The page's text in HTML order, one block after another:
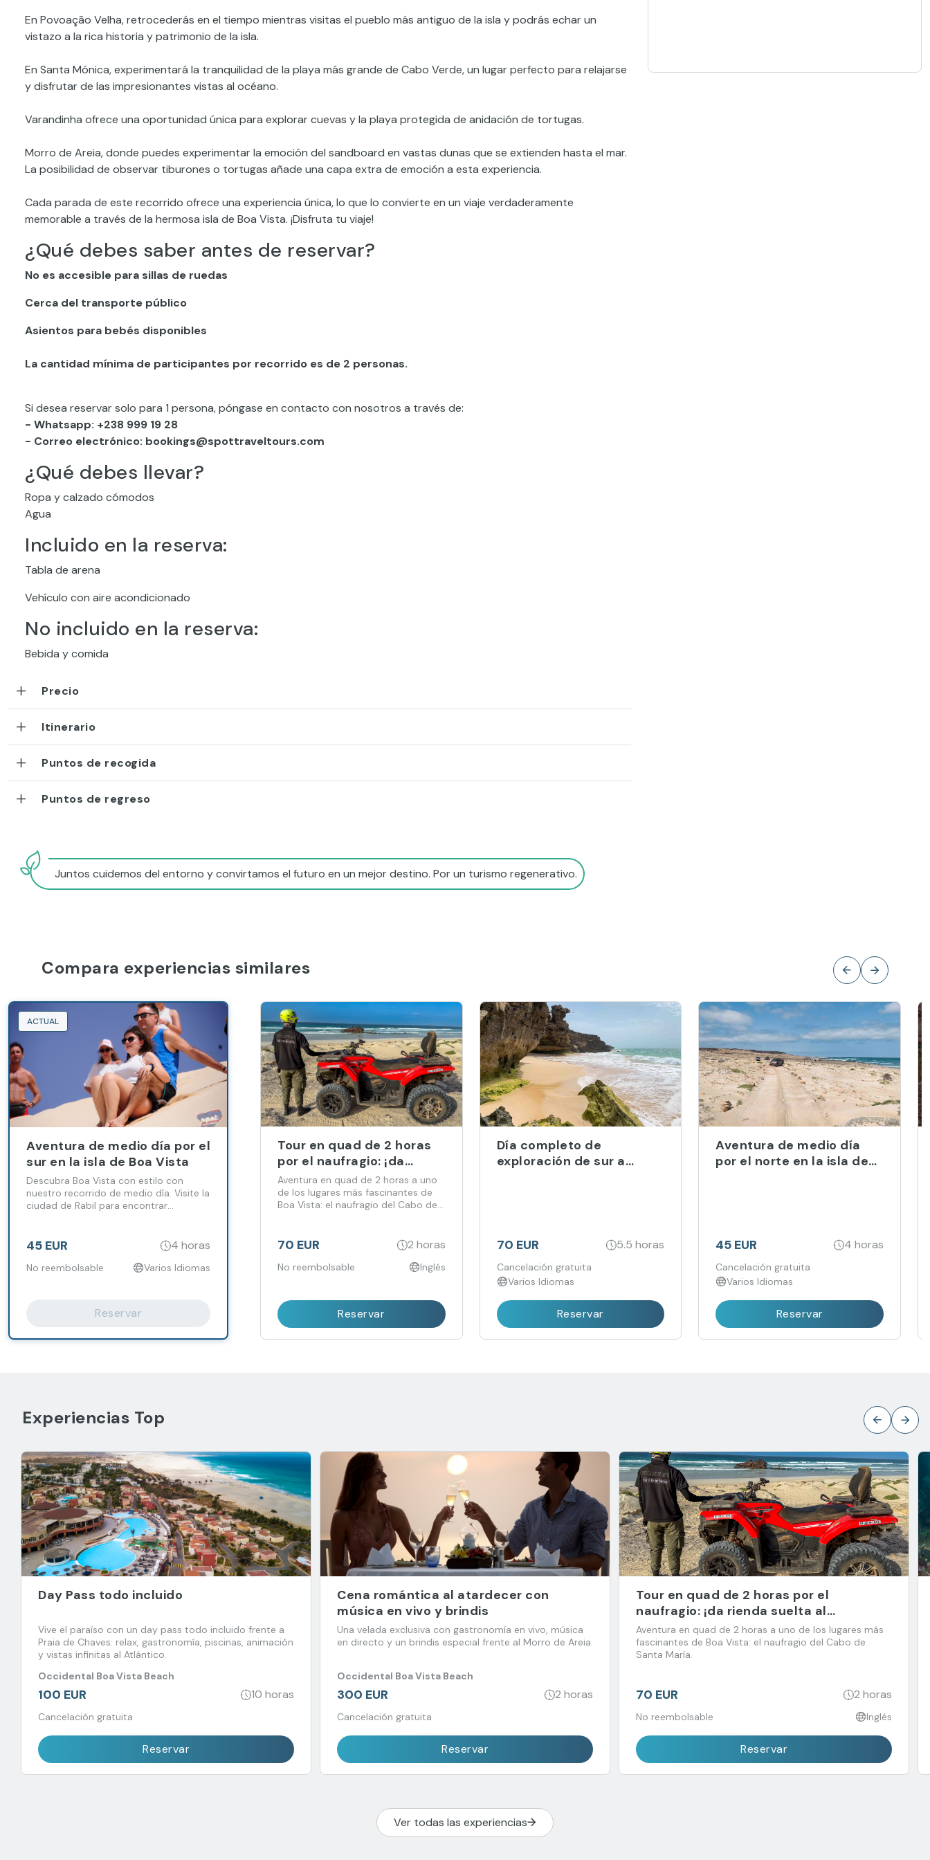
En Povoação Velha, retrocederás en el tiempo mientras visitas el pueblo más antiguo de la isla y podrás echar un
vistazo a la rica historia y patrimonio de la isla.
En Santa Mónica, experimentará la tranquilidad de la playa más grande de Cabo Verde, un lugar perfecto para relajarse
y disfrutar de las impresionantes vistas al océano.
Varandinha ofrece una oportunidad única para explorar cuevas y la playa protegida de anidación de tortugas.
Morro de Areia, donde puedes experimentar la emoción del sandboard en vastas dunas que se extienden hasta el mar.
La posibilidad de observar tiburones o tortugas añade una capa extra de emoción a esta experiencia.
Cada parada de este recorrido ofrece una experiencia única, lo que lo convierte en un viaje verdaderamente
memorable a través de la hermosa isla de Boa Vista. ¡Disfruta tu viaje!
¿Qué debes saber antes de reservar?
No es accesible para sillas de ruedas
Cerca del transporte público
Asientos para bebés disponibles
La cantidad mínima de participantes por recorrido es de 2 personas.
Si desea reservar solo para 1 persona, póngase en contacto con nosotros a través de:
- Whatsapp: +238 999 19 28
- Correo electrónico: bookings@spottraveltours.com
¿Qué debes llevar?
Ropa y calzado cómodos
Agua
Incluido en la reserva:
Tabla de arena
Vehículo con aire acondicionado
No incluido en la reserva:
Bebida y comida
Precio
Itinerario
Puntos de recogida
Puntos de regreso
Juntos cuidemos del entorno y convirtamos el futuro en un mejor destino. Por un turismo regenerativo.
Compara experiencias similares
ACTUAL
Aventura de medio día por el
sur en la isla de Boa Vista
Descubra Boa Vista con estilo con
nuestro recorrido de medio día. Visite la
ciudad de Rabil para encontrar
45 EUR 4 horas
No reembolsable Varios Idiomas
Reservar
Tour en quad de 2 horas
por el naufragio: ¡da
rienda suelta al
aventurero que llevas
dentro!
Aventura en quad de 2 horas a uno
de los lugares más fascinantes de
Boa Vista: el naufragio del Cabo de
70 EUR 2 horas
No reembolsable Inglés
Reservar
Día completo de
exploración de sur a
70 EUR 5.5 horas
Cancelación gratuita
Varios Idiomas
Reservar
Aventura de medio día
por el norte en la isla de
45 EUR 4 horas
Cancelación gratuita
Varios Idiomas
Reservar
Experiencias Top
Day Pass todo incluido
Vive el paraíso con un day pass todo incluido frente a
Praia de Chaves: relax, gastronomía, piscinas, animación
y vistas infinitas al Atlántico.
Occidental Boa Vista Beach
100 EUR 10 horas
Cancelación gratuita
Reservar
Cena romántica al atardecer con
música en vivo y brindis
Una velada exclusiva con gastronomía en vivo, música
en directo y un brindis especial frente al Morro de Areia.
Occidental Boa Vista Beach
300 EUR 2 horas
Cancelación gratuita
Reservar
Tour en quad de 2 horas por el
naufragio: ¡da rienda suelta al
aventurero que llevas dentro!
Aventura en quad de 2 horas a uno de los lugares más
fascinantes de Boa Vista: el naufragio del Cabo de
Santa María.
70 EUR 2 horas
No reembolsable Inglés
Reservar
Ver todas las experiencias